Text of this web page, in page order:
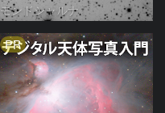
モンドシャルナ
PR